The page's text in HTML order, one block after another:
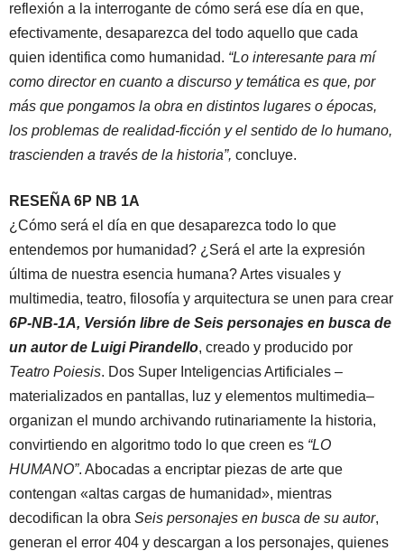
reflexión a la interrogante de cómo será ese día en que,
efectivamente, desaparezca del todo aquello que cada
quien identifica como humanidad. “Lo interesante para mí
como director en cuanto a discurso y temática es que, por
más que pongamos la obra en distintos lugares o épocas,
los problemas de realidad-ficción y el sentido de lo humano,
trascienden a través de la historia”, concluye.
RESEÑA 6P NB 1A
¿Cómo será el día en que desaparezca todo lo que
entendemos por humanidad? ¿Será el arte la expresión
última de nuestra esencia humana? Artes visuales y
multimedia, teatro, filosofía y arquitectura se unen para crear
6P-NB-1A, Versión libre de Seis personajes en busca de
un autor de Luigi Pirandello, creado y producido por
Teatro Poiesis. Dos Super Inteligencias Artificiales –
materializados en pantallas, luz y elementos multimedia–
organizan el mundo archivando rutinariamente la historia,
convirtiendo en algoritmo todo lo que creen es “LO
HUMANO”. Abocadas a encriptar piezas de arte que
contengan «altas cargas de humanidad», mientras
decodifican la obra Seis personajes en busca de su autor,
generan el error 404 y descargan a los personajes, quienes